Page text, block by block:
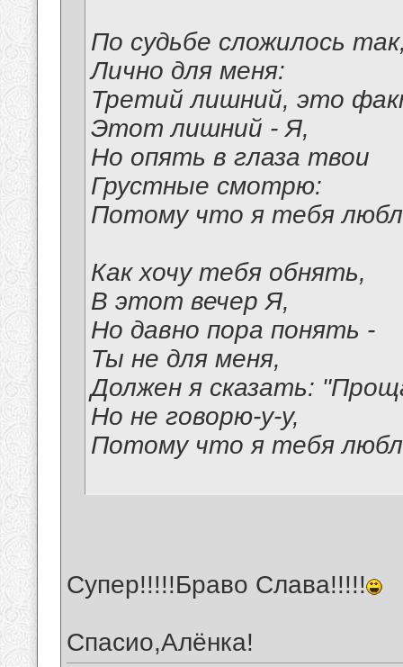
По судьбе сложилось
Лично для меня:
Третий лишний, это
Этот лишний - Я,
Но опять в глаза твои
Грустные смотрю:
Потому что я тебя
Как хочу тебя обнять,
В этот вечер Я,
Но давно пора понять -
Ты не для меня,
Должен я сказать:
Но не говорю-у-у,
Потому что я тебя
Супер!!!!!Браво Слава!!!!!
Спасио,Алёнка!